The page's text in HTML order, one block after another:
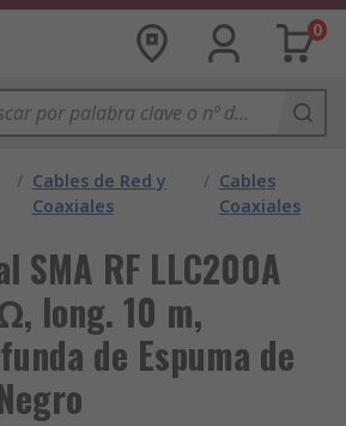
0
/ Cables de Red y
Coaxiales
/ Cables
Coaxiales
SMA RF LLC200A
long. 10 m,
de Espuma de